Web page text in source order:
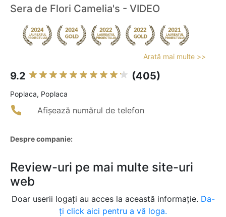
Sera de Flori Camelia's - VIDEO
Arată mai multe >>
9.2 (405)
Poplaca, Poplaca
Afișează numărul de telefon
Despre companie:
Review-uri pe mai multe site-uri
web
Doar userii logați au acces la această informație. Da-
ți click aici pentru a vă loga.